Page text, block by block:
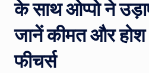
vi
e
N
के साथ ओप्पो ने
जानें कीमत और होश
फीचर्स